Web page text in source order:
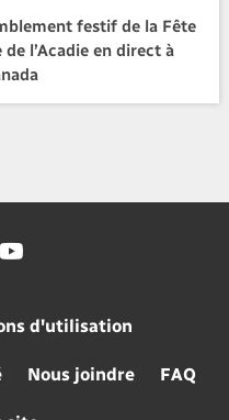
festif de la Fête
l’Acadie en direct à
d'utilisation
Nous joindre FAQ